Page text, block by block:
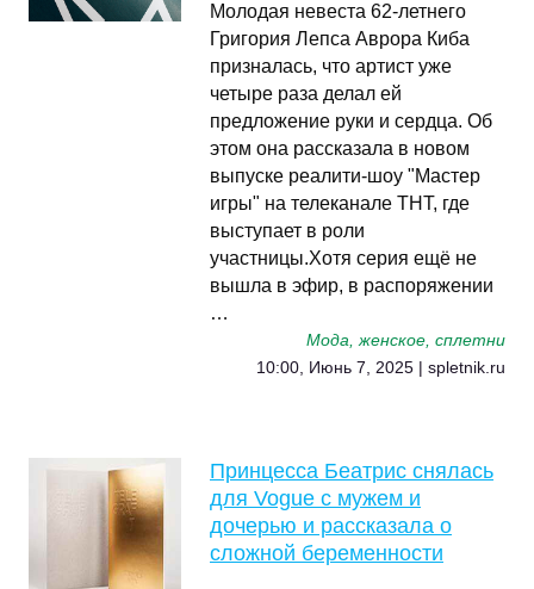
Молодая невеста 62-летнего
Григория Лепса Аврора Киба
призналась, что артист уже
четыре раза делал ей
предложение руки и сердца. Об
этом она рассказала в новом
выпуске реалити-шоу "Мастер
игры" на телеканале ТНТ, где
выступает в роли
участницы.Хотя серия ещё не
вышла в эфир, в распоряжении
…
Мода, женское, сплетни
10:00, Июнь 7, 2025 | spletnik.ru
Принцесса Беатрис снялась
для Vogue с мужем и
дочерью и рассказала о
сложной беременности